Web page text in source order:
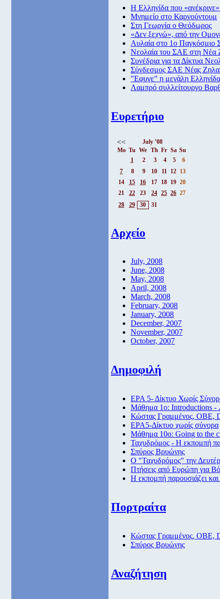
Η Ελληνίδα που
Μνημείο στο Καρνούντουμ
Στη Γεωργία ο Θεόδωρος
«Δεν ξεχνώ», από την
Αυλαία στο 1ο Παγκόσμιο
Νεολαία του ΣΑΕ στη Νέα
Συνέδρια για τα Δίκτυα
Σύνδεσμος ΣΑΕ Νέας
"Εφυγε" η μεγάλη
Λαμπρό συλλείτουργο
Ευρετήριο
<<
July ’08
Mo Tu We Th Fr Sa Su
1
2 3 4 5
6
7
8 9 10 11 12 13
14
15 16 17 18 19 20
21
22 23 24 25 26 27
28
29 30 31
Αρχείο
July, 2008
June, 2008
May, 2008
April, 2008
March, 2008
February, 2008
January, 2008
December, 2007
November, 2007
October, 2007
Δημοφιλή
ΕΡΑ 5- Δίκτυο Χωρίς
Μάθημα 1ο: Introductions -
Κώστας Γραμμένος, ΟΒΕ,
ΕΡΑ5-Δίκτυο χωρίς σύνορα
Μάθημα 10ο: Going to the
Ταχυδρόμος - Η εκπομπή
Σπύρος Βρυώνης
Ο "Ταχυδρόμος" την
Πτήσεις από Eυρώπη για
Η εκπομπή παρουσιάζει και
Πορτραίτα
Κώστας Γραμμένος, ΟΒΕ,
Σπύρος Βρυώνης
Αναζήτηση